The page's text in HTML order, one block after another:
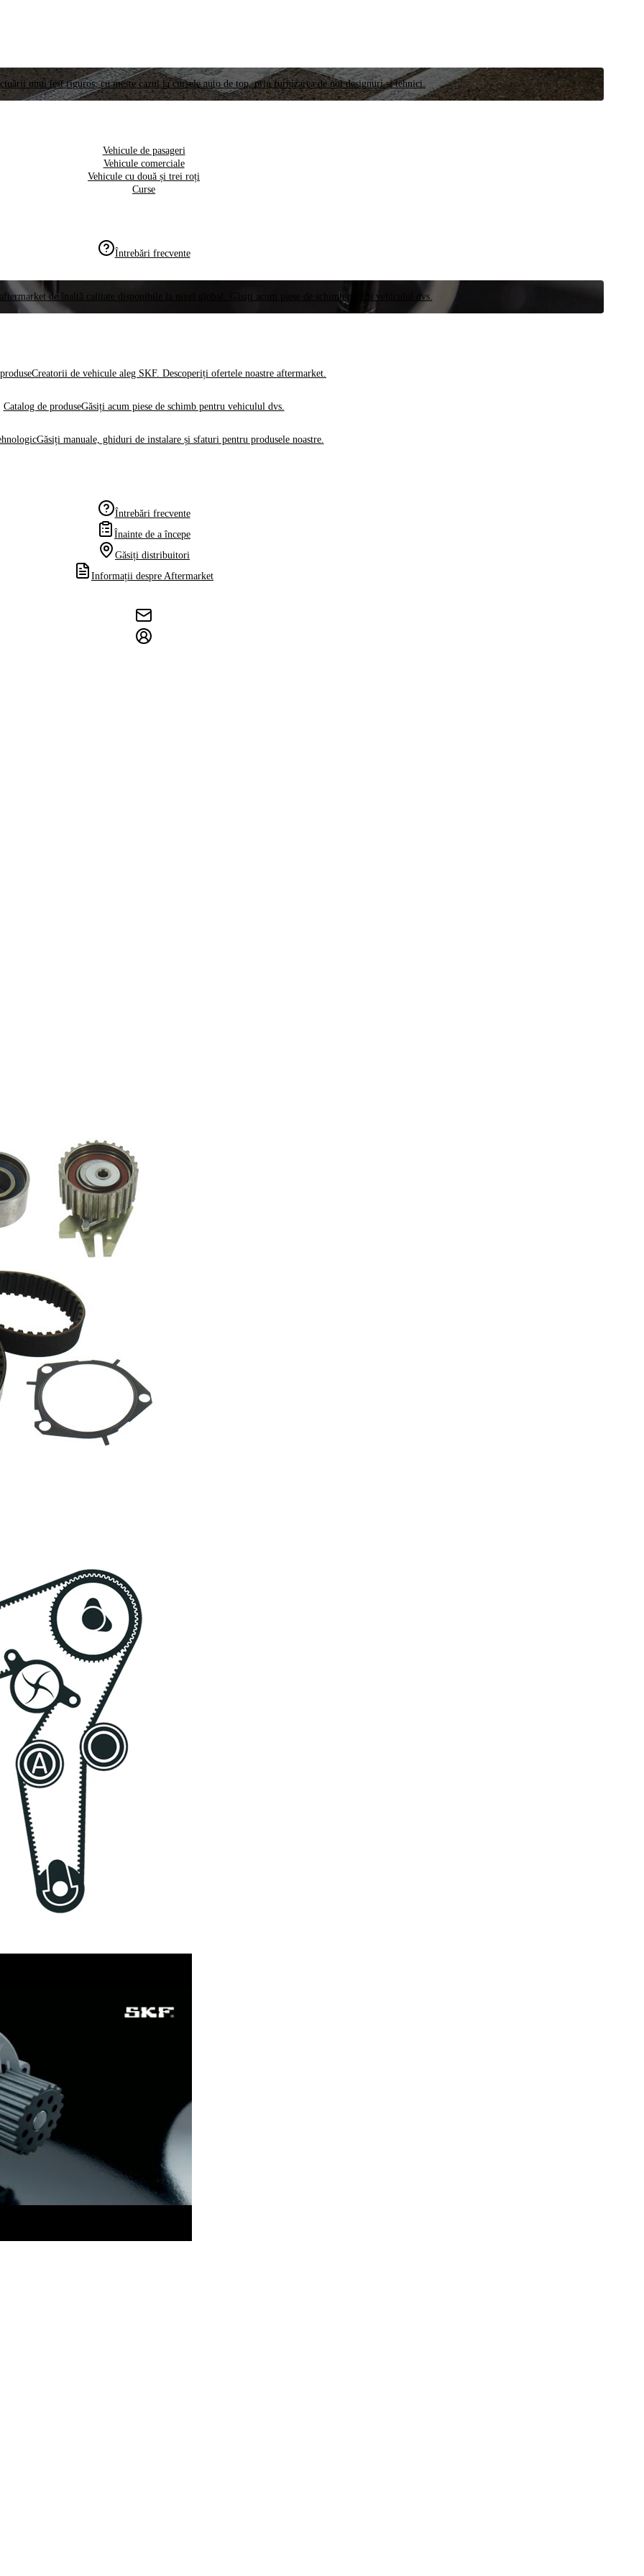
unui test riguros, cu meste cazul la cursele auto de top, prin furnizarea de noi designuri și tehnici.
Vehicule de pasageri
Vehicule comerciale
Vehicule cu două și trei roți
Curse
Întrebări frecvente
de înaltă calitate disponibile la nivel global. Găsiți acum piese de schimb pentru vehiculul dvs.
Creatorii de vehicule aleg SKF. Descoperiți ofertele noastre aftermarket.
Catalog de produseGăsiți acum piese de schimb pentru vehiculul dvs.
Găsiți manuale, ghiduri de instalare și sfaturi pentru produsele noastre.
Întrebări frecvente
Înainte de a începe
Găsiți distribuitori
Informații despre Aftermarket